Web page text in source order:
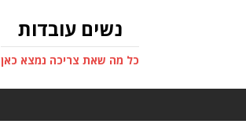
נשים עובדות
כל מה שאת צריכה נמצא כאן